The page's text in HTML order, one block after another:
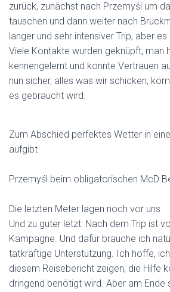
zurück, zunächst nach Przemyśl um
tauschen und dann weiter nach
langer und sehr intensiver Trip, aber
Viele Kontakte wurden geknüpft, man
kennengelernt und konnte Vertrauen
nun sicher, alles was wir schicken,
es gebraucht wird.
Zum Abschied perfektes Wetter in
aufgibt
Przemyśl beim obligatorischen McD
Die letzten Meter lagen noch vor uns
Und zu guter letzt: Nach dem Trip ist
Kampagne. Und dafür brauche ich
tatkräftige Unterstützung. Ich hoffe,
diesem Reisebericht zeigen, die Hilfe
dringend benötigt wird. Aber am Ende